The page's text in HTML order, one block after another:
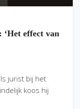
effect van
jurist bij het
koos hij